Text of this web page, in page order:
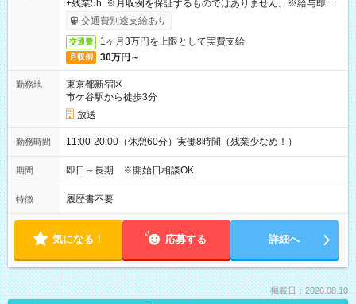
+残業5h ※月収例を保証するものではありません。※給与即受
取りサービス利用可（利用条件有）
交通費別途支給あり
交通費 1ヶ月3万円を上限として実費支給
月収例 30万円～
勤務地
東京都新宿区
市ケ谷駅から徒歩3分
放送
勤務時間 11:00-20:00（休憩60分）実働8時間（残業少なめ！）
期間 即日～長期 ※開始日相談OK
特徴 履歴書不要
気になる！ 応募する 詳細へ
掲載日：2026.08.10